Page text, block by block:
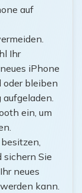
auf
Ihr
iPhone
oder bleiben
ein, um
sichern Sie
neues
kann.